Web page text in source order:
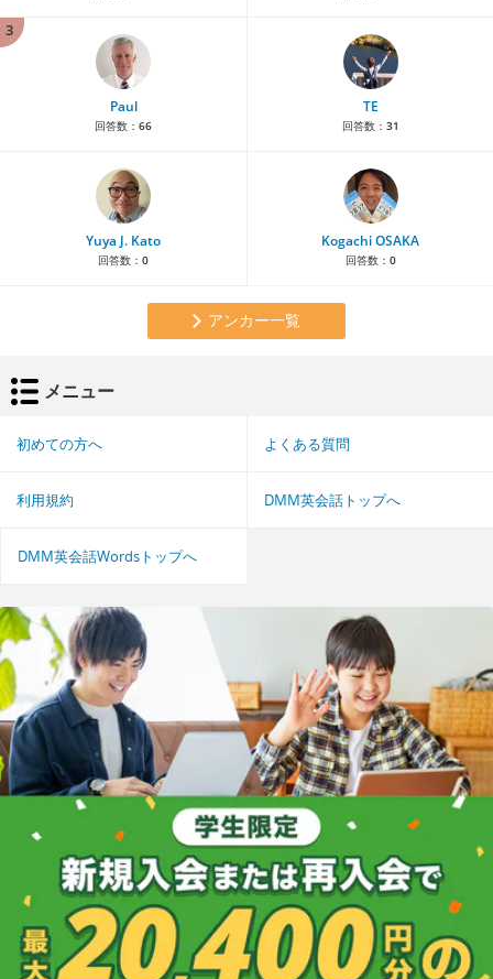
3
Paul
回答数： 66
TE
回答数： 31
Yuya J. Kato
回答数： 0
Kogachi OSAKA
回答数： 0
アンカー一覧
メニュー
初めての方へ よくある質問
利用規約 DMM英会話トップへ
DMM英会話Wordsトップへ